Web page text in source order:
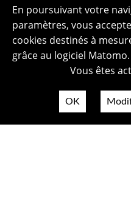
En poursuivant votre
paramètres, vous
cookies destinés à
grâce au logiciel Matomo.
Vous êtes
OK